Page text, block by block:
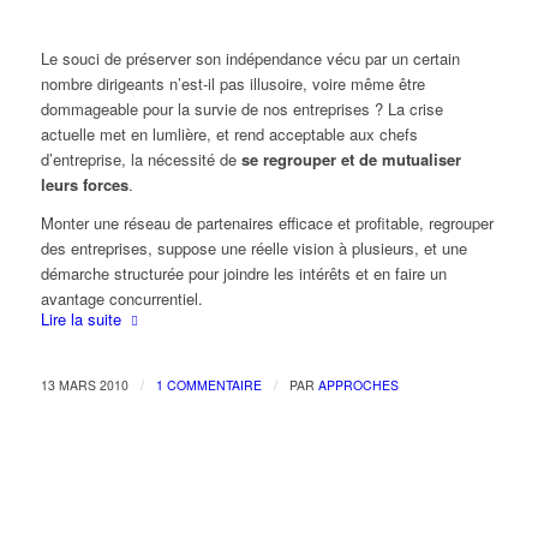
Le souci de préserver son indépendance vécu par un certain
nombre dirigeants n’est-il pas illusoire, voire même être
dommageable pour la survie de nos entreprises ? La crise
actuelle met en lumlière, et rend acceptable aux chefs
d’entreprise, la nécessité de se regrouper et de mutualiser
leurs forces.
Monter une réseau de partenaires efficace et profitable, regrouper
des entreprises, suppose une réelle vision à plusieurs, et une
démarche structurée pour joindre les intérêts et en faire un
avantage concurrentiel.
Lire la suite
13 MARS 2010 / 1 COMMENTAIRE / PAR APPROCHES